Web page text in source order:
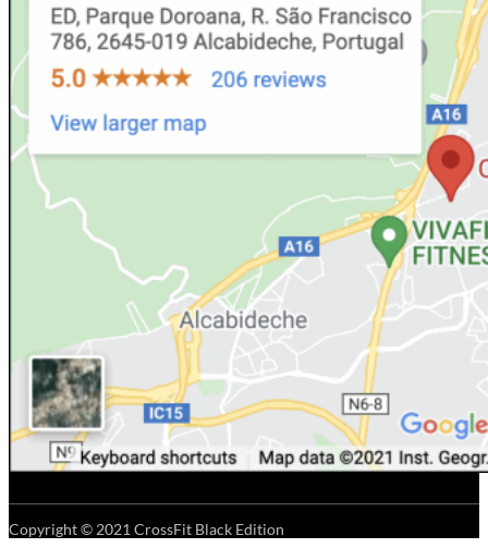
Copyright © 2021 CrossFit Black Edition